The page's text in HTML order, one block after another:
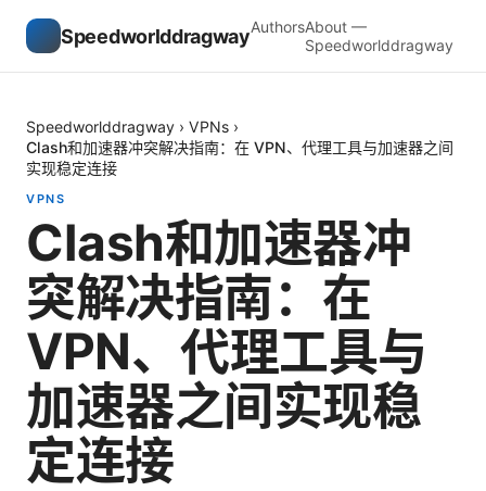
SpeedworlddragwayAuthorsAbout —
Speedworlddragway
Speedworlddragway › VPNs ›
Clash和加速器冲突解决指南：在 VPN、代理工具与加速器之间
实现稳定连接
VPNS
Clash和加速器冲
突解决指南：在
VPN、代理工具与
加速器之间实现稳
定连接